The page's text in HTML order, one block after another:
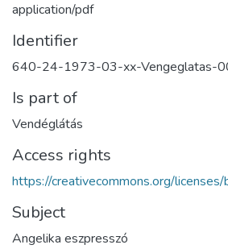
application/pdf
Identifier
640-24-1973-03-xx-Vengeglatas-
Is part of
Vendéglátás
Access rights
https://creativecommons.org/
Subject
Angelika eszpresszó